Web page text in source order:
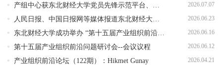
产组中心获东北财经大学党员先锋示范平台、优秀党员两... 2026.07.07
人民日报、中国日报网等媒体报道东北财经大学“重点产... 2026.06.23
东北财经大学成功举办 “第十五届产业组织前沿问题研讨... 2026.06.16
第十五届产业组织前沿问题研讨会--会议议程 2026.06.12
产业组织前沿论坛（122期）：Hikmet Gunay 2026.04.21